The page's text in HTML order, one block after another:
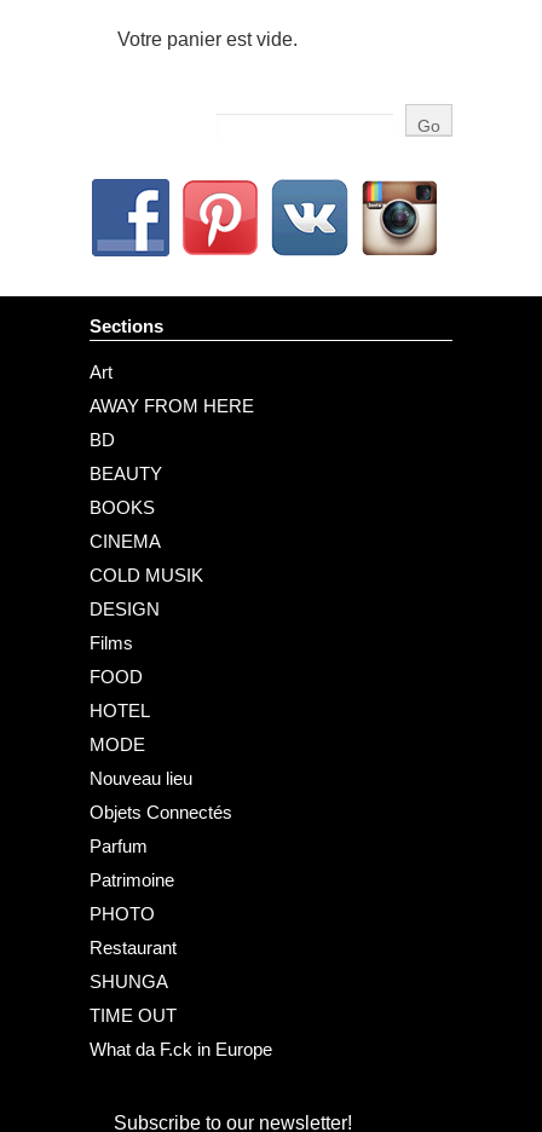
Votre panier est vide.
Sections
Art
AWAY FROM HERE
BD
BEAUTY
BOOKS
CINEMA
COLD MUSIK
DESIGN
Films
FOOD
HOTEL
MODE
Nouveau lieu
Objets Connectés
Parfum
Patrimoine
PHOTO
Restaurant
SHUNGA
TIME OUT
What da F.ck in Europe
Subscribe to our newsletter!